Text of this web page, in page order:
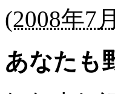
(2008年7
あなたも